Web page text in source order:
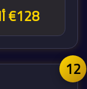
€128 ألف